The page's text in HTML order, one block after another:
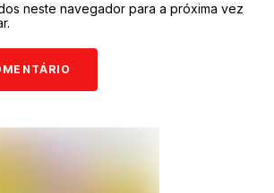
neste navegador para a próxima vez